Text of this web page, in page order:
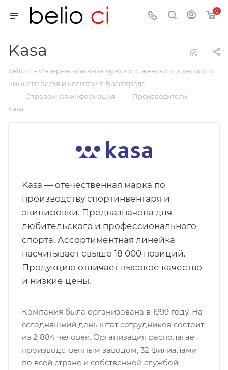
0
Kasa
belio ci – Интернет-магазин мужского, женского и детского
нижнего белья и колготок в Волгограде
— Справочная информация — Производители —
Kasa
Kasa — отечественная марка по
производству спортинвентаря и
экипировки. Предназначена для
любительского и профессионального
спорта. Ассортиментная линейка
насчитывает свыше 18 000 позиций.
Продукцию отличает высокое качество
и низкие цены.
Компания была организована в 1999 году. На
сегодняшний день штат сотрудников состоит
из 2 884 человек. Организация располагает
производственным заводом, 32 филиалами
по всей стране и собственной службой